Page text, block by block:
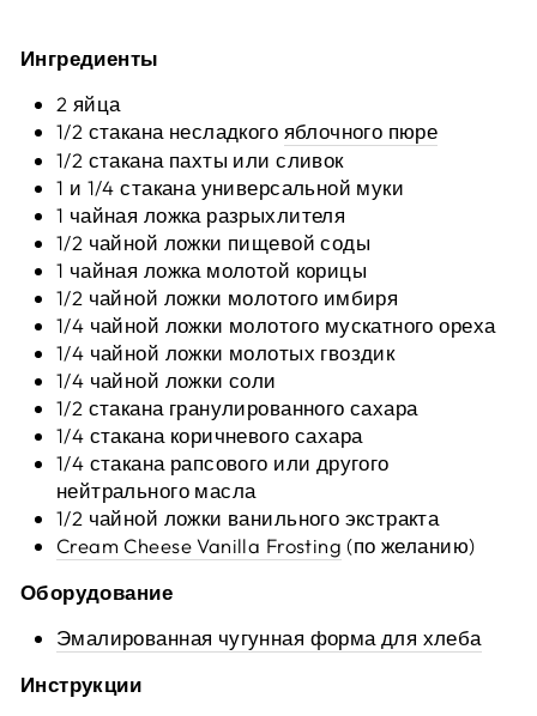
Ингредиенты
2 яйца
1/2 стакана несладкого яблочного пюре
1/2 стакана пахты или сливок
1 и 1/4 стакана универсальной муки
1 чайная ложка разрыхлителя
1/2 чайной ложки пищевой соды
1 чайная ложка молотой корицы
1/2 чайной ложки молотого имбиря
1/4 чайной ложки молотого мускатного ореха
1/4 чайной ложки молотых гвоздик
1/4 чайной ложки соли
1/2 стакана гранулированного сахара
1/4 стакана коричневого сахара
1/4 стакана рапсового или другого
нейтрального масла
1/2 чайной ложки ванильного экстракта
Cream Cheese Vanilla Frosting (по желанию)
Оборудование
Эмалированная чугунная форма для хлеба
Инструкции